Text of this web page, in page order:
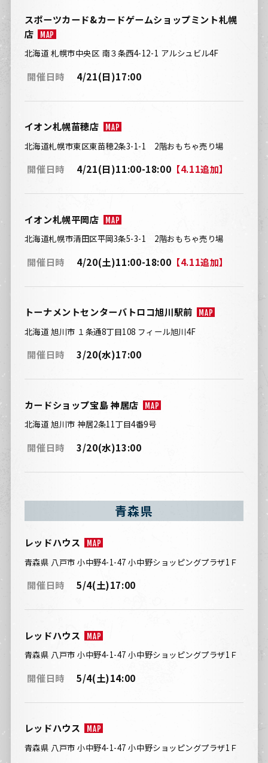
スポーツカード&カードゲームショップミント札幌
店
MAP
北海道 札幌市中央区 南３条西4-12-1 アルシュビル4F
開催日時 4/21(日)17:00
イオン札幌苗穂店 MAP
北海道札幌市東区東苗穂2条3-1-1 2階おもちゃ売り場
開催日時 4/21(日)11:00-18:00 【4.11追加】
イオン札幌平岡店 MAP
北海道札幌市清田区平岡3条5-3-1 2階おもちゃ売り場
開催日時 4/20(土)11:00-18:00 【4.11追加】
トーナメントセンターバトロコ旭川駅前 MAP
北海道 旭川市 １条通8丁目108 フィール旭川4F
開催日時 3/20(水)17:00
カードショップ宝島 神居店 MAP
北海道 旭川市 神居2条11丁目4番9号
開催日時 3/20(水)13:00
青森県
レッドハウス MAP
青森県 八戸市 小中野4-1-47 小中野ショッピングプラザ1Ｆ
開催日時 5/4(土)17:00
レッドハウス MAP
青森県 八戸市 小中野4-1-47 小中野ショッピングプラザ1Ｆ
開催日時 5/4(土)14:00
レッドハウス MAP
青森県 八戸市 小中野4-1-47 小中野ショッピングプラザ1Ｆ